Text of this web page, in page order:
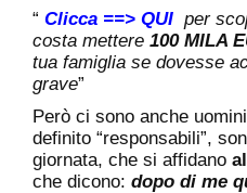
“ Clicca ==> QUI per
costa mettere 100 MILA
tua famiglia se dovesse
grave”
Però ci sono anche
definito “responsabili”,
giornata, che si affidano
che dicono: dopo di me